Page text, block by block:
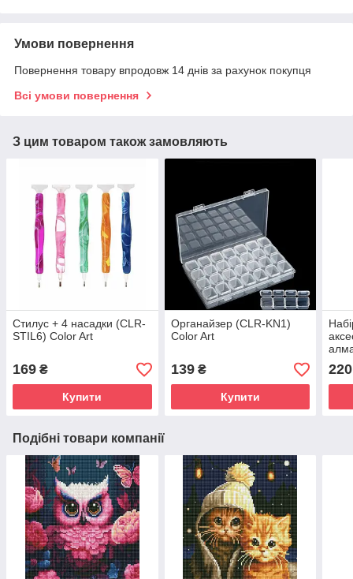
Умови повернення
Повернення товару впродовж 14 днів за рахунок покупця
Всі умови повернення
З цим товаром також замовляють
Стилус + 4 насадки (CLR-
STIL6) Color Art
169 ₴
Купити
Органайзер (CLR-KN1)
Color Art
139₴
Купити
220
Подібні товари компанії